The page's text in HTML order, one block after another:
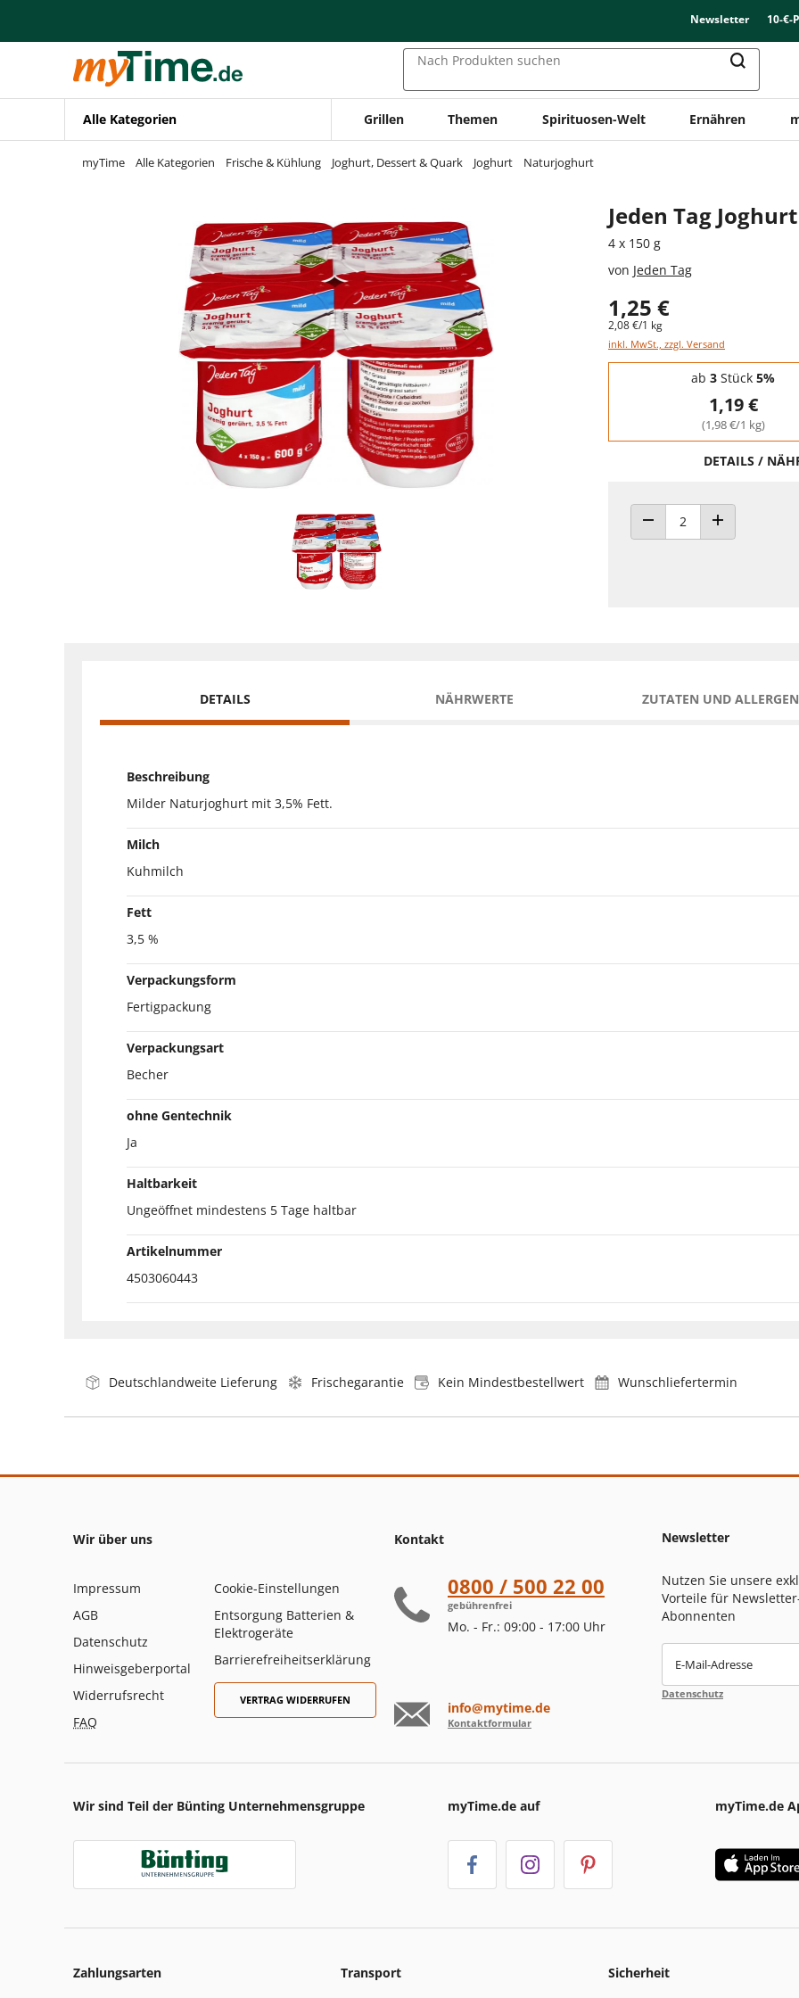
Zur Navigation springen
Zur Suche springen
Newsletter 10-€-
Nach Produkten suchen
Alle Kategorien Grillen Themen Spirituosen-Welt Ernähren
myTime Alle Kategorien Frische & Kühlung Joghurt, Dessert & Quark Joghurt Naturjoghurt
Jeden Tag
4 x 150 g
von Jeden Tag
1,25 €
2,08 €/1 kg
inkl. MwSt., zzgl. Versand
Staffelpreise - Mengenrabatt
ab 3 Stück 5%
1,19 €
(1,98 €/1 kg)
DETAILS /
ANZAHL VERRINGERNANZAHL ERHÖHEN
DETAILS NÄHRWERTE ZUTATEN UND
Beschreibung
Milder Naturjoghurt mit 3,5% Fett.
Milch
Kuhmilch
Fett
3,5 %
Verpackungsform
Fertigpackung
Verpackungsart
Becher
ohne Gentechnik
Ja
Haltbarkeit
Ungeöffnet mindestens 5 Tage haltbar
Artikelnummer
4503060443
Deutschlandweite Lieferung Frischegarantie Kein Mindestbestellwert Wunschliefertermin
Wir über uns
Impressum
AGB
Datenschutz
Hinweisgeberportal
Widerrufsrecht
FAQ
Cookie-Einstellungen
Entsorgung Batterien &
Elektrogeräte
Barrierefreiheitserklärung
VERTRAG WIDERRUFEN
Kontakt
0800 / 500 22 00
gebührenfrei
Mo. - Fr.: 09:00 - 17:00 Uhr
info@mytime.de
Kontaktformular
Newsletter
Nutzen Sie unsere
Vorteile für
Abonnenten
E-Mail-Adresse
Datenschutz
Wir sind Teil der Bünting Unternehmensgruppe myTime.de auf myTime.de
Zahlungsarten Transport Sicherheit